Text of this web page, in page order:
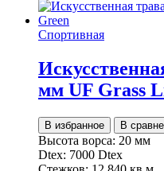
Спортивная
мм UF Grass
В избранное В
Высота ворса: 20 мм
Dtex: 7000 Dtex